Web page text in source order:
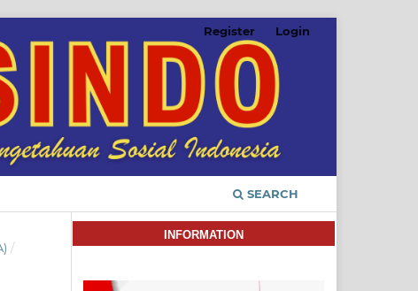
SEARCH
Register Login
/
INFORMATION